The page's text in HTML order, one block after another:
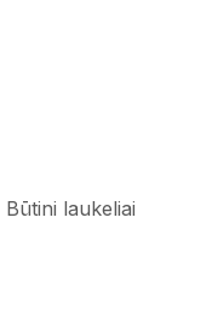
Būtini laukeliai